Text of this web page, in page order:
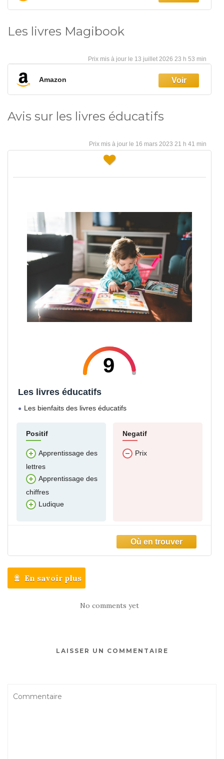
Les livres Magibook
13 juillet 2026 23 h 53 min
Amazon
Avis sur les livres éducatifs
16 mars 2023 21 h 41 min
9
Les livres éducatifs
Les bienfaits des livres éducatifs
Positif
Apprentissage des
lettres
Apprentissage des
chiffres
Ludique
Negatif
Prix
En savoir plus
No comments yet
LAISSER UN COMMENTAIRE